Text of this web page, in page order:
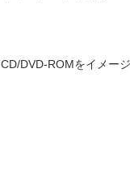
CD/DVD-ROMをイメー